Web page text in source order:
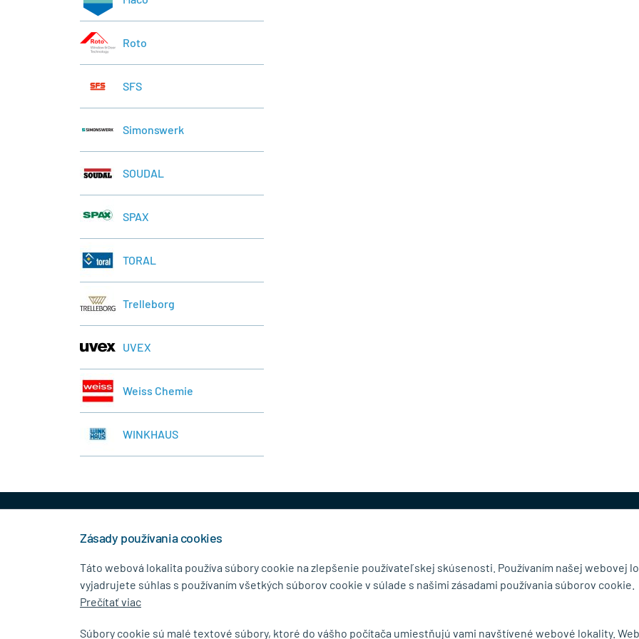
Roto
SFS
Simonswerk
SOUDAL
SPAX
TORAL
Trelleborg
UVEX
Weiss Chemie
WINKHAUS
KONTAKTNÉ ÚDAJE
MB.Kovanie
O Spoločnosti Doručenie a osobný odber
Zásady používania cookies
Táto webová lokalita používa súbory cookie na zlepšenie používateľskej skúsenosti. Používaním našej webovej
vyjadrujete súhlas s používaním všetkých súborov cookie v súlade s našimi zásadami používania súborov cookie.
Prečítať viac
Súbory cookie sú malé textové súbory, ktoré do vášho počítača umiestňujú vami navštívené webové lokality.